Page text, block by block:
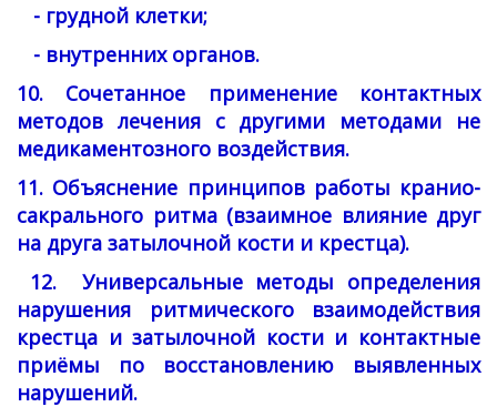
- грудной клетки;
- внутренних органов.
10. Сочетанное применение контактных
методов лечения с другими методами не
медикаментозного воздействия.
11. Объяснение принципов работы кранио-
сакрального ритма (взаимное влияние друг
на друга затылочной кости и крестца).
12. Универсальные методы определения
нарушения ритмического взаимодействия
крестца и затылочной кости и контактные
приёмы по восстановлению выявленных
нарушений.